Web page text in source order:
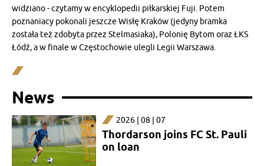
widziano - czytamy w encyklopedii piłkarskiej Fuji. Potem
poznaniacy pokonali jeszcze Wisłę Kraków (jedyny bramka
została też zdobyta przez Stelmasiaka), Polonię Bytom oraz ŁKS
Łódź, a w finale w Częstochowie ulegli Legii Warszawa.
News
2026 | 08 | 07
Thordarson joins FC St. Pauli
on loan